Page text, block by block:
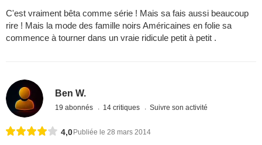
C'est vraiment bêta comme série ! Mais sa fais aussi beaucoup
rire ! Mais la mode des famille noirs Américaines en folie sa
commence à tourner dans un vraie ridicule petit à petit .
Ben W.
19 abonnés 14 critiques Suivre son activité
4,0Publiée le 28 mars 2014